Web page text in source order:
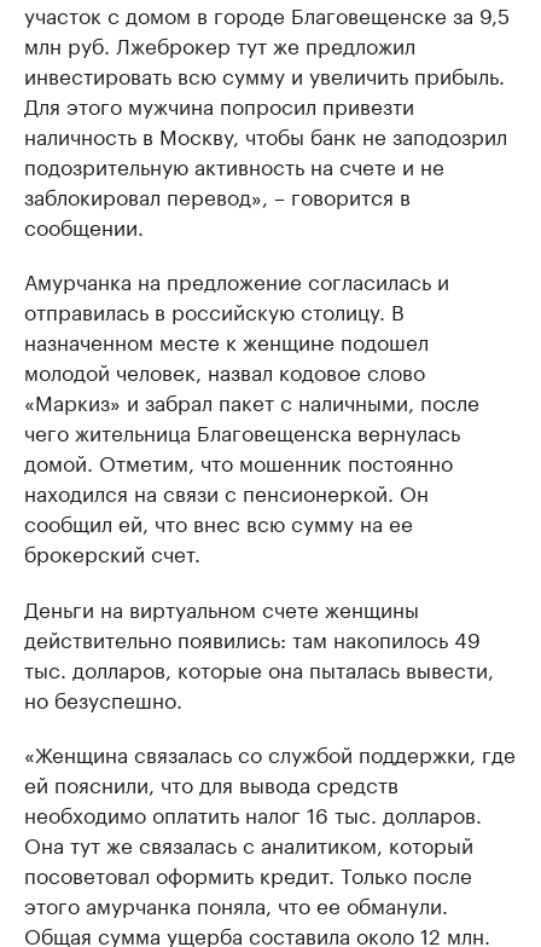
участок с домом в городе Благовещенске за 9,5
млн руб. Лжеброкер тут же предложил
инвестировать всю сумму и увеличить прибыль.
Для этого мужчина попросил привезти
наличность в Москву, чтобы банк не заподозрил
подозрительную активность на счете и не
заблокировал перевод», – говорится в
сообщении.
Амурчанка на предложение согласилась и
отправилась в российскую столицу. В
назначенном месте к женщине подошел
молодой человек, назвал кодовое слово
«Маркиз» и забрал пакет с наличными, после
чего жительница Благовещенска вернулась
домой. Отметим, что мошенник постоянно
находился на связи с пенсионеркой. Он
сообщил ей, что внес всю сумму на ее
брокерский счет.
Деньги на виртуальном счете женщины
действительно появились: там накопилось 49
тыс. долларов, которые она пыталась вывести,
но безуспешно.
«Женщина связалась со службой поддержки, где
ей пояснили, что для вывода средств
необходимо оплатить налог 16 тыс. долларов.
Она тут же связалась с аналитиком, который
посоветовал оформить кредит. Только после
этого амурчанка поняла, что ее обманули.
Общая сумма ущерба составила около 12 млн.